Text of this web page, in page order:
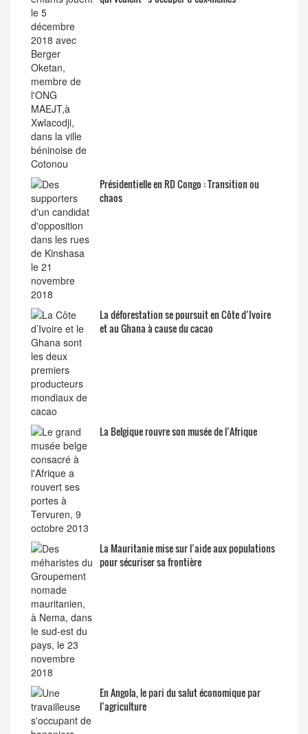
Présidentielle en RD Congo : Transition ou
chaos
La déforestation se poursuit en Côte d’Ivoire
et au Ghana à cause du cacao
La Belgique rouvre son musée de l’Afrique
La Mauritanie mise sur l’aide aux populations
pour sécuriser sa frontière
En Angola, le pari du salut économique par
l’agriculture